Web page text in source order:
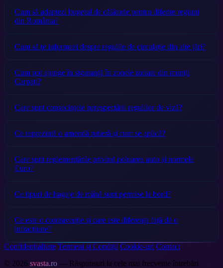
Cum să adaptezi bugetul de călătorie pentru diferite regiuni
din România?
Cum să te informezi despre regulile de circulație din alte țări?
Cum pot ajunge în siguranță în zonele izolate din munții
Carpați?
Care sunt consecințele nerespectării regulilor de viză?
Ce reprezintă o amendă rutieră și cum se aplică?
Care sunt reglementările privind poluarea auto și normele
Euro?
Ce tipuri de bagaje de mână sunt permise la bord?
Ce este o contravenție și care este diferența față de o
infracțiune?
Confidențialitate Termeni și Condiții Cookie-uri Contact
© 2026 svasta.ro — Răspunsuri la cele mai frecvente întrebări